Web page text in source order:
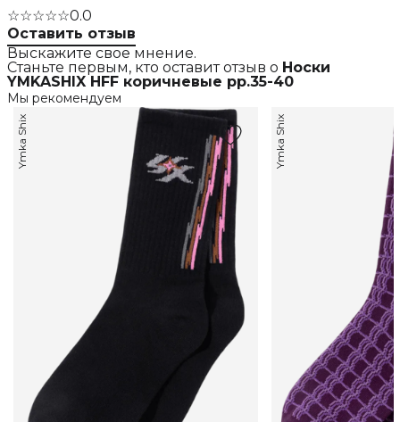
☆☆☆☆☆0.0
Оставить отзыв
Выскажите свое мнение.
Станьте первым, кто оставит отзыв о Носки
YMKASHIX HFF коричневые рр.35-40
Мы рекомендуем
Ymka Shix Ymka Shix